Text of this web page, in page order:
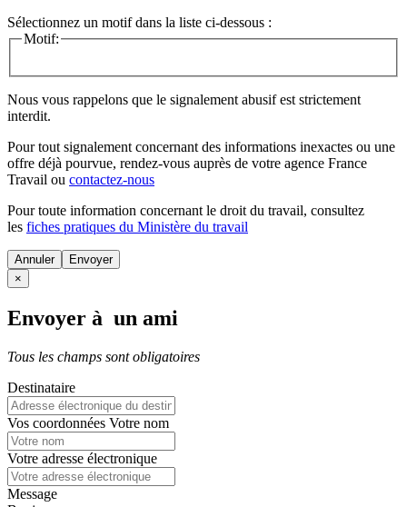
Sélectionnez un motif dans la liste ci-dessous :
Motif:
Nous vous rappelons que le signalement abusif est strictement
interdit.
Pour tout signalement concernant des informations inexactes ou une
offre déjà pourvue, rendez-vous auprès de votre agence France
Travail ou contactez-nous
Pour toute information concernant le droit du travail, consultez
les fiches pratiques du Ministère du travail
Annuler
×
Envoyer à un ami
Tous les champs sont obligatoires
Destinataire
Vos coordonnées Votre nom
Votre adresse électronique
Message